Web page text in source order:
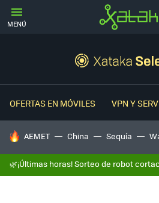
MENÚ
OFERTAS EN MÓVILES VPN Y
HOY SE HABLA DE
AEMET China Sequía
🌿¡Últimas horas! Sorteo de robot